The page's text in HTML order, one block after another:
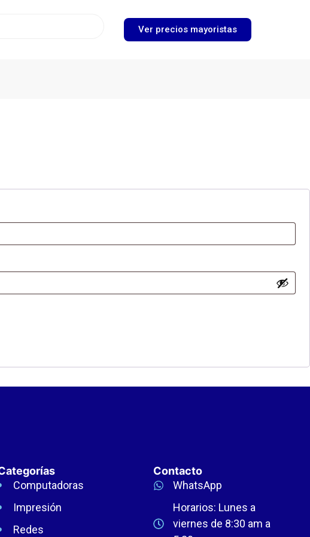
Ver precios mayoristas
Computadoras
Impresión
Redes
Contacto
WhatsApp
Horarios: Lunes a
viernes de 8:30 am a